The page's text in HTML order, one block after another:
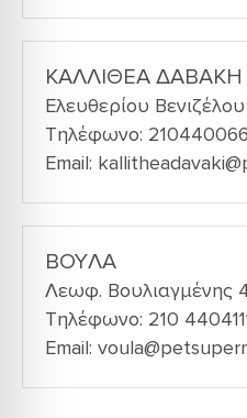
ΚΑΛΛΙΘΕΑ ΔΑΒΑΚΗ
Ελευθερίου
Τηλέφωνο:
Email:
BOYΛΑ
Λεωφ. Βουλιαγμένης
Τηλέφωνο: 210
Email: